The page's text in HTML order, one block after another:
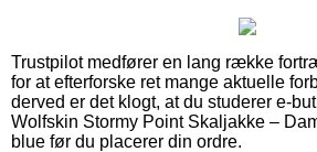
Trustpilot medfører en lang række
for at efterforske ret mange aktuelle
derved er det klogt, at du studerer e-
Wolfskin Stormy Point Skaljakke –
blue før du placerer din ordre.